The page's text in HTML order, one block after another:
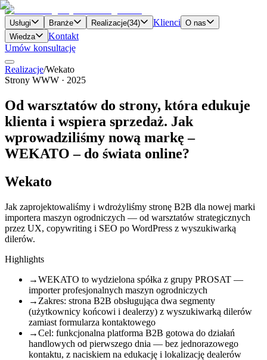
Usługi Branże Realizacje(34) Klienci O nas
Wiedza
Kontakt
Umów konsultację
Realizacje/Wekato
Strony WWW · 2025
Od warsztatów do strony, która edukuje
klienta i wspiera sprzedaż. Jak
wprowadziliśmy nową markę –
WEKATO – do świata online?
Wekato
Jak zaprojektowaliśmy i wdrożyliśmy stronę B2B dla nowej marki
importera maszyn ogrodniczych — od warsztatów strategicznych
przez UX, copywriting i SEO po WordPress z wyszukiwarką
dilerów.
Highlights
→WEKATO to wydzielona spółka z grupy PROSAT —
importer profesjonalnych maszyn ogrodniczych
→ Zakres: strona B2B obsługująca dwa segmenty
(użytkownicy końcowi i dealerzy) z wyszukiwarką dilerów
zamiast formularza kontaktowego
→Cel: funkcjonalna platforma B2B gotowa do działań
handlowych od pierwszego dnia — bez jednorazowego
kontaktu, z naciskiem na edukację i lokalizację dealerów